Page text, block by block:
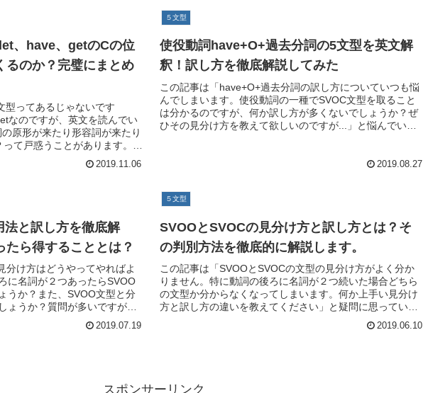
、have、getのCの位
るのか？完璧にまとめ
型ってあるじゃないです
のですが、英文を読んでい
原形が来たり形容詞が来たり
て戸惑うことがあります。各
2019.11.06
５文型
使役動詞have+O+過去分詞の5文型を英文解
釈！訳し方を徹底解説してみた
この記事は「have+O+過去分詞の訳し方についていつも悩
んでしまいます。使役動詞の一種でSVOC文型を取ること
は分かるのですが、何か訳し方が多くないでしょうか？ぜ
ひその見分け方を教えて欲しいのですが...」と悩んでいる
2019.08.27
と訳し方を徹底解
ら得することとは？
分け方はどうやってやればよ
に名詞が２つあったらSVOO
うか？また、SVOO文型と分
ょうか？質問が多いですがよ
2019.07.19
５文型
SVOOとSVOCの見分け方と訳し方とは？そ
の判別方法を徹底的に解説します。
この記事は「SVOOとSVOCの文型の見分け方がよく分か
りません。特に動詞の後ろに名詞が２つ続いた場合どちら
の文型か分からなくなってしまいます。何か上手い見分け
方と訳し方の違いを教えてください」と疑問に思っている
2019.06.10
スポンサーリンク